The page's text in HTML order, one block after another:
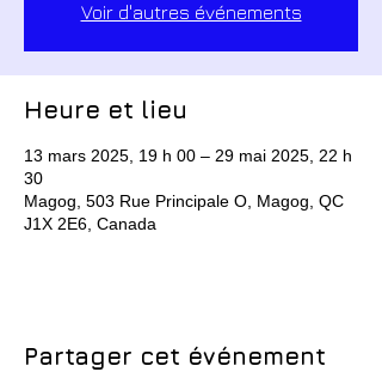
Voir d'autres événements
Heure et lieu
13 mars 2025, 19 h 00 – 29 mai 2025, 22 h
30
Magog, 503 Rue Principale O, Magog, QC
J1X 2E6, Canada
Partager cet événement